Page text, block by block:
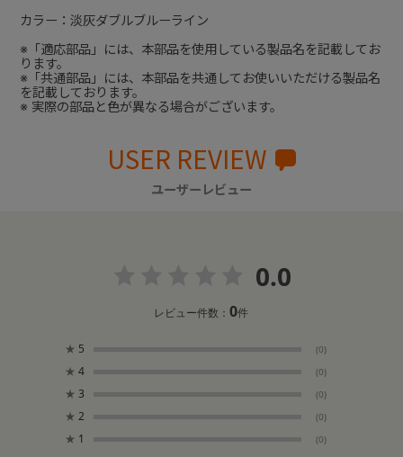
カラー：淡灰ダブルブルーライン
※「適応部品」には、本部品を使用している製品名を記載してお
ります。
※「共通部品」には、本部品を共通してお使いいただける製品名
を記載しております。
※ 実際の部品と色が異なる場合がございます。
USER REVIEW
ユーザーレビュー
0.0
レビュー件数：0件
★ 5 (0)
★ 4 (0)
★ 3 (0)
★ 2 (0)
★ 1 (0)